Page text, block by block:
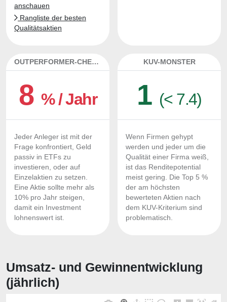
anschauen
Rangliste der besten
Qualitätsaktien
OUTPERFORMER-CHECK
8 % / Jahr
Jeder Anleger ist mit der
Frage konfrontiert, Geld
passiv in ETFs zu
investieren, oder auf
Einzelaktien zu setzen.
Eine Aktie sollte mehr als
10% pro Jahr steigen,
damit ein Investment
lohnenswert ist.
KUV-MONSTER
1 (< 7.4)
Wenn Firmen gehypt
werden und jeder um die
Qualität einer Firma weiß,
ist das Renditepotential
meist gering. Die Top 5 %
der am höchsten
bewerteten Aktien nach
dem KUV-Kriterium sind
problematisch.
Umsatz- und Gewinnentwicklung
(jährlich)